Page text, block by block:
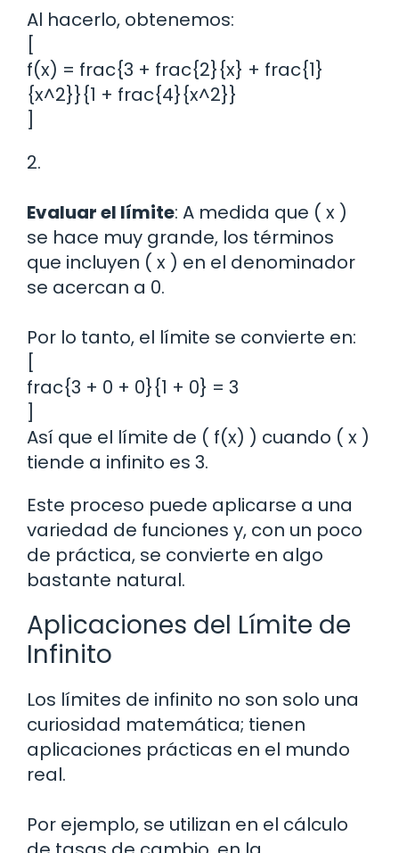
Al hacerlo, obtenemos:
[
f(x) = frac{3 + frac{2}{x} + frac{1}
{x^2}}{1 + frac{4}{x^2}}
]
2.
Evaluar el límite: A medida que ( x )
se hace muy grande, los términos
que incluyen ( x ) en el denominador
se acercan a 0.
Por lo tanto, el límite se convierte en:
[
frac{3 + 0 + 0}{1 + 0} = 3
]
Así que el límite de ( f(x) ) cuando ( x )
tiende a infinito es 3.
Este proceso puede aplicarse a una
variedad de funciones y, con un poco
de práctica, se convierte en algo
bastante natural.
Aplicaciones del Límite de
Infinito
Los límites de infinito no son solo una
curiosidad matemática; tienen
aplicaciones prácticas en el mundo
real.
Por ejemplo, se utilizan en el cálculo